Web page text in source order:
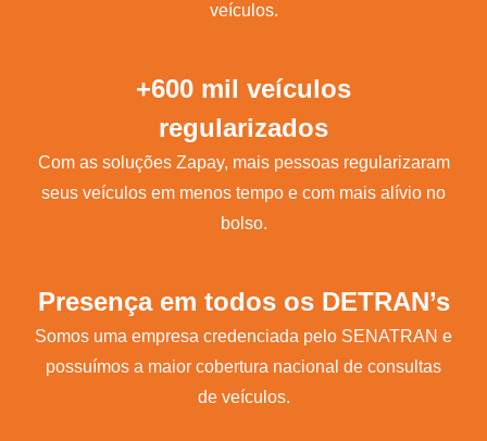
veículos.
+600 mil veículos
regularizados
Com as soluções Zapay, mais pessoas regularizaram
seus veículos em menos tempo e com mais alívio no
bolso.
Presença em todos os DETRAN’s
Somos uma empresa credenciada pelo SENATRAN e
possuímos a maior cobertura nacional de consultas
de veículos.